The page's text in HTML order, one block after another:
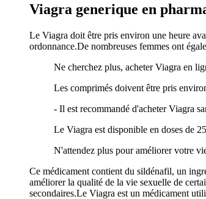
Viagra generique en
Le Viagra doit être pris environ une heure
ordonnance.De nombreuses femmes ont
Ne cherchez plus, acheter Viagra en
Les comprimés doivent être pris
- Il est recommandé d'acheter Viagra
Le Viagra est disponible en doses de
N'attendez plus pour améliorer votre
Ce médicament contient du sildénafil, un
améliorer la qualité de la vie sexuelle de
secondaires.Le Viagra est un médicament